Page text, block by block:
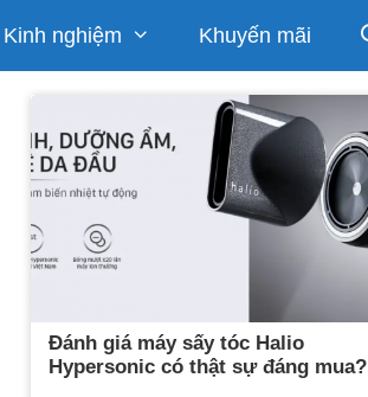
Kinh nghiệm Khuyến mãi
Đánh giá máy sấy tóc Halio
Hypersonic có thật sự đáng mua?